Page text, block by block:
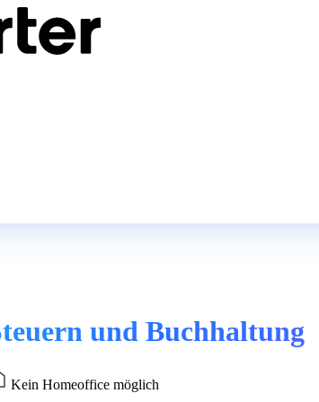
und Buchhaltung
Kein Homeoffice möglich